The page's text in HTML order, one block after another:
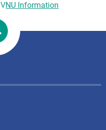
VNU Information